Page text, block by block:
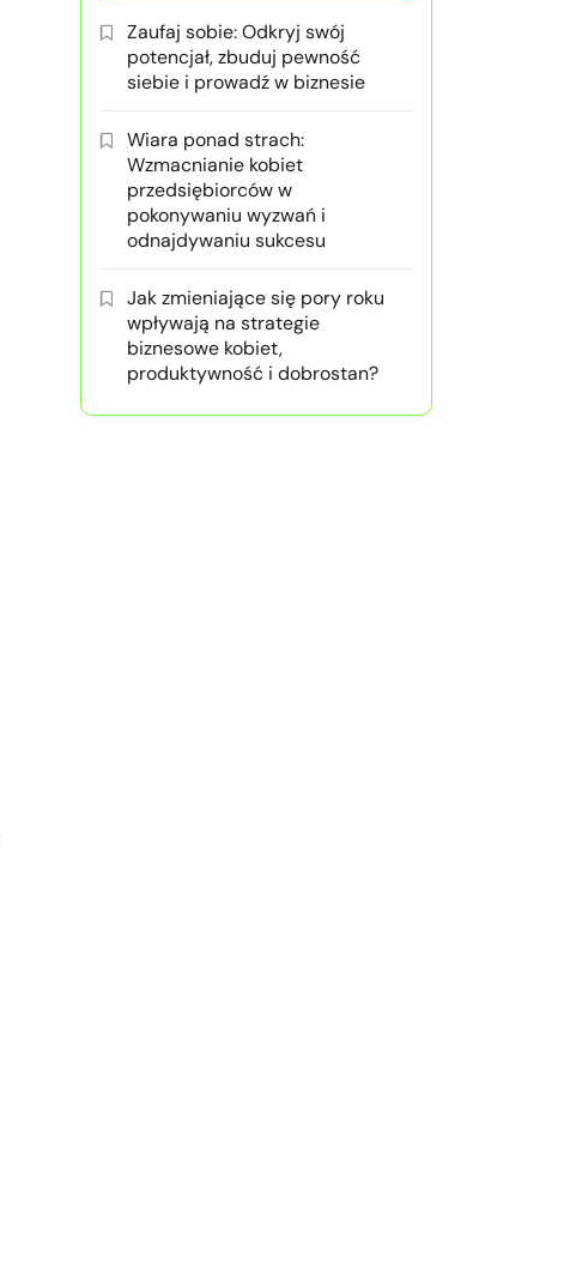
Zaufaj sobie: Odkryj swój
potencjał, zbuduj pewność
siebie i prowadź w biznesie
Wiara ponad strach:
Wzmacnianie kobiet
przedsiębiorców w
pokonywaniu wyzwań i
odnajdywaniu sukcesu
Jak zmieniające się pory roku
wpływają na strategie
biznesowe kobiet,
produktywność i dobrostan?